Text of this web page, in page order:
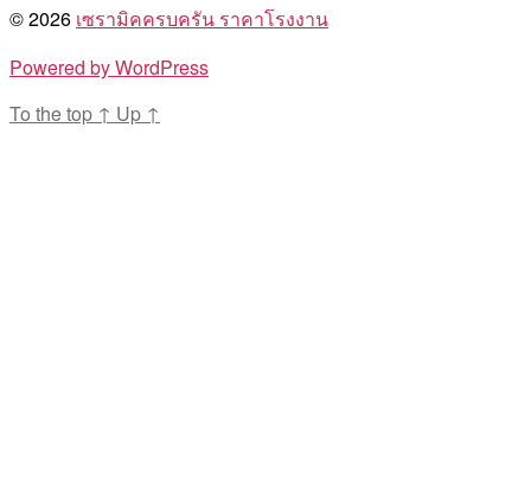
© 2026 เซรามิคครบครัน ราคาโรงงาน
Powered by WordPress
To the top ↑ Up ↑